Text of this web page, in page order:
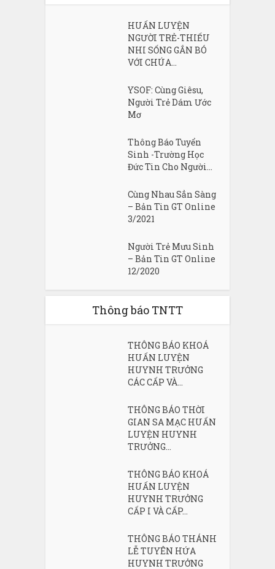
HUẤN LUYỆN
NGƯỜI TRẺ-THIẾU
NHI SỐNG GẮN BÓ
VỚI CHÚA...
YSOF: Cùng Giêsu,
Người Trẻ Dám Ước
Mơ
Thông Báo Tuyển
Sinh -Trường Học
Đức Tin Cho Người...
Cùng Nhau Sẳn Sàng
– Bản Tin GT Online
3/2021
Người Trẻ Mưu Sinh
– Bản Tin GT Online
12/2020
Thông báo TNTT
THÔNG BÁO KHOÁ
HUẤN LUYỆN
HUYNH TRƯỞNG
CÁC CẤP VÀ...
THÔNG BÁO THỜI
GIAN SA MẠC HUẤN
LUYỆN HUYNH
TRƯỞNG...
THÔNG BÁO KHOÁ
HUẤN LUYỆN
HUYNH TRƯỞNG
CẤP I VÀ CẤP...
THÔNG BÁO THÁNH
LỄ TUYÊN HỨA
HUYNH TRƯỞNG